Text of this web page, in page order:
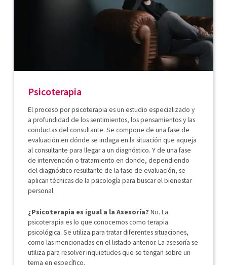
Psicoterapia
El proceso por psicoterapia es un estudio especializado y
a profundidad de los sentimientos, los pensamientos y las
conductas del consultante. Se compone de una fase de
evaluación en dónde se indaga en la situación que aqueja
al consultante para llegar a un diagnóstico. Y de una fase
de intervención o tratamiento en donde, dependiendo
del diagnóstico resultante de la fase de evaluación, se
aplican técnicas de la psicología para buscar el bienestar
personal.
¿Psicoterapia es igual a la Asesoría? No. La
psicoterapia es lo que conocemos como terapia
psicológica. Se utiliza para tratar diferentes situaciones,
como las mencionadas en el listado anterior. La asesoría se
utiliza para resolver inquietudes que se tengan sobre un
tema en específico.